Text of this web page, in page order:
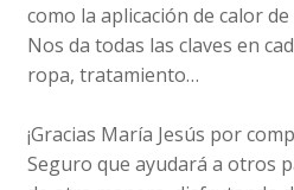
como la aplicación de calor
Nos da todas las claves en
ropa, tratamiento…
¡Gracias María Jesús por
Seguro que ayudará a otros